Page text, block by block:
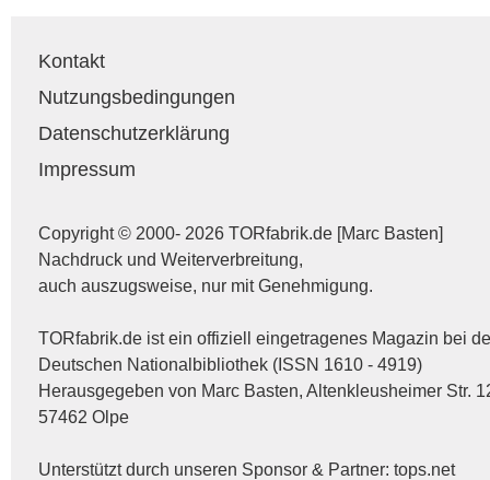
Kontakt
Nutzungsbedingungen
Datenschutzerklärung
Impressum
Copyright © 2000- 2026 TORfabrik.de [Marc Basten]
Nachdruck und Weiterverbreitung,
auch auszugsweise, nur mit Genehmigung.
TORfabrik.de ist ein offiziell eingetragenes Magazin bei
Deutschen Nationalbibliothek (ISSN 1610 - 4919)
Herausgegeben von Marc Basten, Altenkleusheimer Str.
57462 Olpe
Unterstützt durch unseren Sponsor & Partner: tops.net